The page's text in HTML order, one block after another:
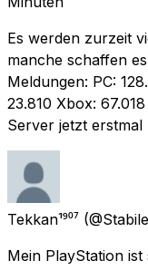
Es werden zurzeit
manche schaffen
Meldungen: PC:
23.810 Xbox:
Server jetzt
Tekkan¹⁹⁰⁷
Mein PlayStation